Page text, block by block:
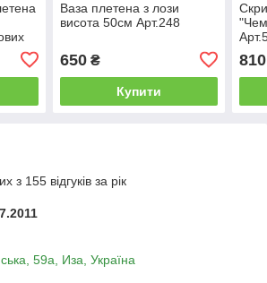
Ваза плетена з лози
висота 50см Арт.248
650₴
Купити
810
з 155 відгуків за рік
59а, Иза, Україна